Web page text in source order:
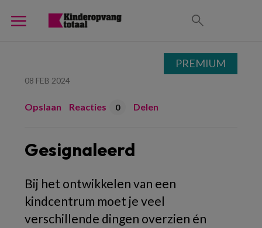
08 FEB 2024
Opslaan Reacties 0 Delen
Gesignaleerd
Bij het ontwikkelen van een
kindcentrum moet je veel
verschillende dingen overzien én
PREMIUM